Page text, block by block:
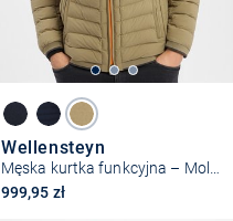
Wellensteyn
999,95 zł